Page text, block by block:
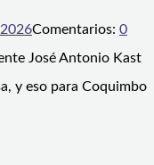
Comentarios: 0
José Antonio Kast
y eso para Coquimbo